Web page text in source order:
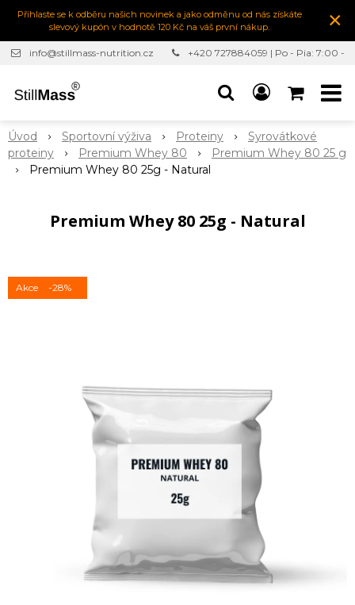
Přihlaste se k odběru našich novinek a jako odměnu od nás získáte
slevový kupón v hodnotě 120 Kč na váš první nákup.
×
info@stillmass-nutrition.cz
+420 727884059 | Po - Pia: 7:00 -
Úvod Sportovní výživa Proteiny
Syrovátkové
proteiny
Premium Whey 80
Premium Whey 80 25 g
Premium Whey 80 25g - Natural
Premium Whey 80 25g - Natural
Akce -28%